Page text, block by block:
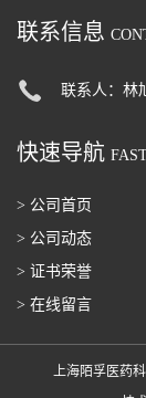
联系信息
联系人：林
快速导航
> 公司首页
> 公司动态
> 证书荣誉
> 在线留言
上海陌孚医药